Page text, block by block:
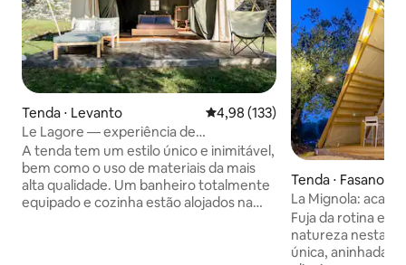
Tenda ⋅ Levanto 4,98 de uma avaliação média de
4,98 (133)
Le Lagore — experiência de
acampamento de luxo em tenda e
estábulo
A tenda tem um estilo único e inimitável,
bem como o uso de materiais da mais
alta qualidade. Um banheiro totalmente
equipado e cozinha estão alojados na
Tenda ⋅ Fasano
La Mignola:
jacuzzi
Fuja da rotina e
natureza nesta
única, aninhada